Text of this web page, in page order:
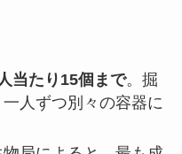
当たり15個まで。掘
人ずつ別々の容器に